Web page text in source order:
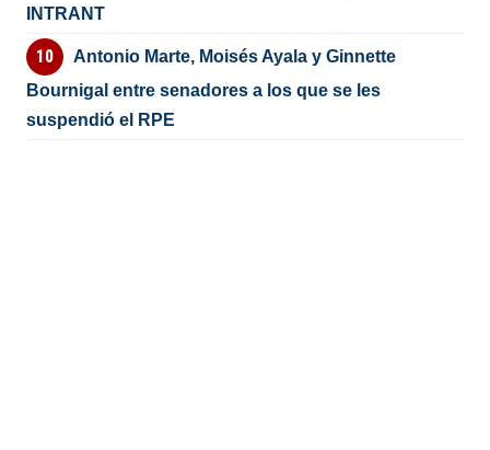
INTRANT
Antonio Marte, Moisés Ayala y Ginnette
Bournigal entre senadores a los que se les
suspendió el RPE